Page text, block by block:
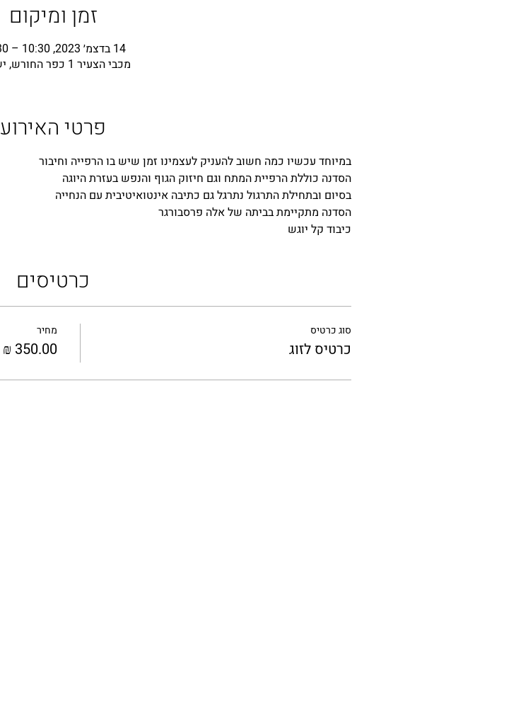
זמן ומיקום
14 בדצמ׳ 2023, 10:30 – 12:30
מכבי הצעיר 1 כפר החורש, ישראל
פרטי האירוע
במיוחד עכשיו כמה חשוב להעניק לעצמינו זמן שיש בו הרפייה וחיבור
הסדנה כוללת הרפיית המתח וגם חיזוק הגוף והנפש בעזרת היוגה
בסיום ובתחילת התרגול נתרגל גם כתיבה אינטואיטיבית עם הנחייה
הסדנה מתקיימת בביתה של אלה פרסבורגר
כיבוד קל יוגש
כרטיסים
סוג כרטיס
כרטיס לזוג
מחיר